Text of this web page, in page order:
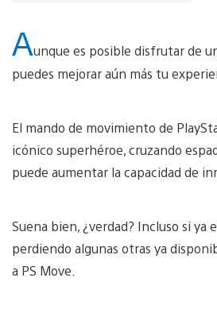
Aunque es posible disfrutar de
puedes mejorar aún más tu
El mando de movimiento de
icónico superhéroe, cruzando
puede aumentar la capacidad de
Suena bien, ¿verdad? Incluso si ya
perdiendo algunas otras ya
a PS Move.